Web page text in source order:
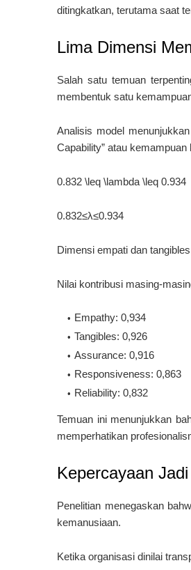
ditingkatkan, terutama saat
Lima Dimensi
Salah satu temuan
membentuk satu
Analisis model
Capability” atau kemampuan
0.832 \leq \lambda \leq 0.934
0.832≤λ≤0.934
Dimensi empati dan
Nilai kontribusi masing-
Empathy: 0,934
Tangibles: 0,926
Assurance: 0,916
Responsiveness: 0,863
Reliability: 0,832
Temuan ini menunjukkan
memperhatikan
Kepercayaan
Penelitian menegaskan
kemanusiaan.
Ketika organisasi dinilai